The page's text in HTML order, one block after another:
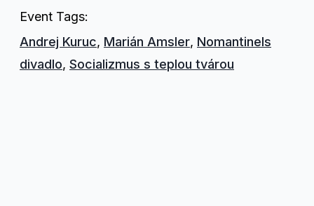
Event Tags:
Andrej Kuruc, Marián Amsler, Nomantinels
divadlo, Socializmus s teplou tvárou